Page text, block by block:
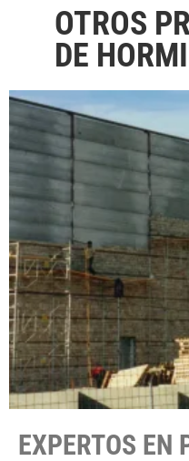
OTROS
DE
EXPERTOS EN